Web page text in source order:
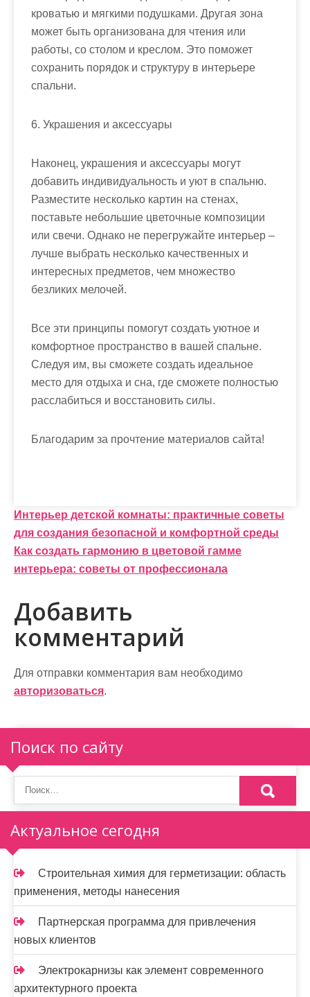
кроватью и мягкими подушками. Другая зона
может быть организована для чтения или
работы, со столом и креслом. Это поможет
сохранить порядок и структуру в интерьере
спальни.
6. Украшения и аксессуары
Наконец, украшения и аксессуары могут
добавить индивидуальность и уют в спальню.
Разместите несколько картин на стенах,
поставьте небольшие цветочные композиции
или свечи. Однако не перегружайте интерьер –
лучше выбрать несколько качественных и
интересных предметов, чем множество
безликих мелочей.
Все эти принципы помогут создать уютное и
комфортное пространство в вашей спальне.
Следуя им, вы сможете создать идеальное
место для отдыха и сна, где сможете полностью
расслабиться и восстановить силы.
Благодарим за прочтение материалов сайта!
Н
а
в
и
г
а
ц
и
я
п
о
з
а
п
и
с
я
м
Интерьер детской комнаты: практичные советы
для создания безопасной и комфортной среды
Как создать гармонию в цветовой гамме
интерьера: советы от профессионала
Добавить
комментарий
Для отправки комментария вам необходимо
авторизоваться.
Поиск по сайту
Актуальное сегодня
Строительная химия для герметизации: область
применения, методы нанесения
Партнерская программа для привлечения
новых клиентов
Электрокарнизы как элемент современного
архитектурного проекта